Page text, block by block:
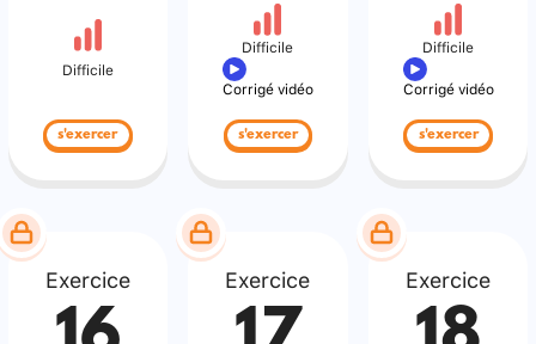
Difficile
s'exercer
Difficile
Corrigé vidéo
s'exercer
Difficile
Corrigé vidéo
s'exercer
Exercice Exercice Exercice